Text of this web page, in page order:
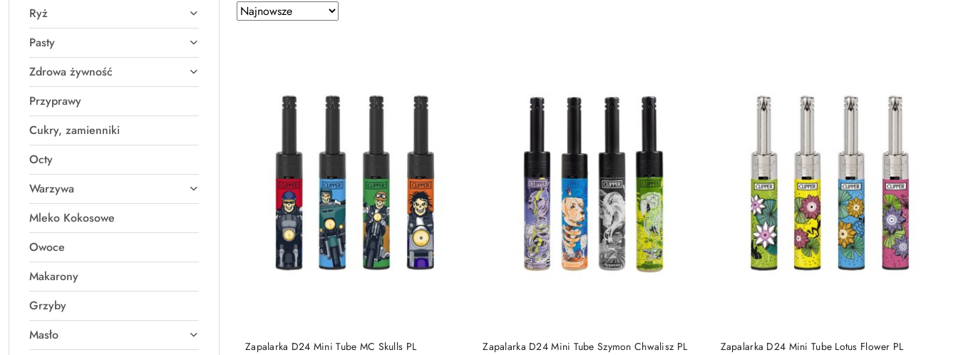
Ryż
Pasty
Zdrowa żywność
Przyprawy
Cukry, zamienniki
Octy
Warzywa
Mleko Kokosowe
Owoce
Makarony
Grzyby
Masło
Zastosowano
sortowanie:
Sortuj
według
Zapalarka D24 Mini Tube MC Skulls PL
DO KOSZYKA Zapalarka D24 Mini Tube Szymon Chwalisz PL
DO KOSZYKA Zapalarka D24 Mini Tube Lotus Flower PL
PRODUKT NIEDOSTĘPNY